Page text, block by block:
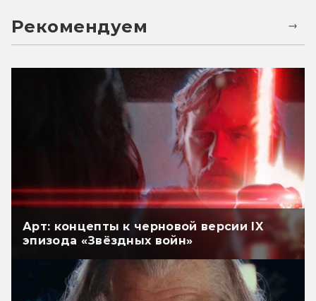
Рекомендуем
Арт: концепты к черновой версии IX
эпизода «Звёздных войн»